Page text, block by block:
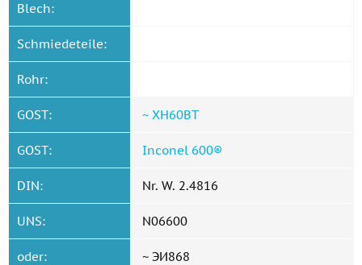
Blech:
Schmiedeteile:
Rohr:
GOST: ~ ХН60ВТ
GOST: Inconel 600®
DIN: Nr. W. 2.4816
UNS: N06600
oder: ~ ЭИ868